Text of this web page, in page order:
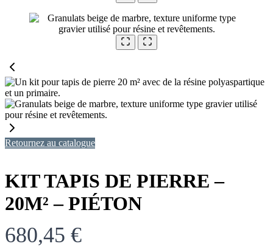
Retournez au catalogue
KIT TAPIS DE PIERRE –
20M² – PIÉTON
680,45 €